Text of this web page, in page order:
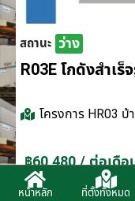
สถานะ ว่าง
R03E โกดังสำเ
โครงการ HR03 บ้
฿60,480 / ต่อเดือ
หน้าหลัก ที่ตั้งทั้งหมด